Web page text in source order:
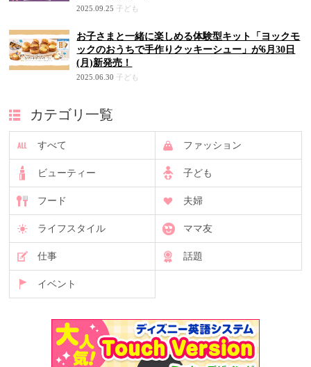
2025.09.25 子ども
お子さまと一緒に楽しめる体験型キット「ヨックモ
ックのおうちで手作りクッキーシュー」が6月30日
(月)新発売！
2025.06.30 子ども
カテゴリ一覧
すべて ファッション
ビューティー 子ども
フード 夫婦
ライフスタイル ママ友
仕事 話題
イベント